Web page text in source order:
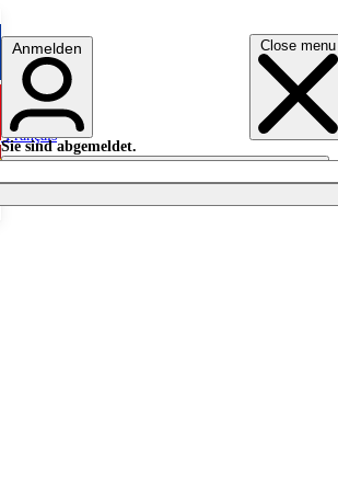
Close menu
English
Français
Anmelden
Sie sind abgemeldet.
Anmelden
Licht aus